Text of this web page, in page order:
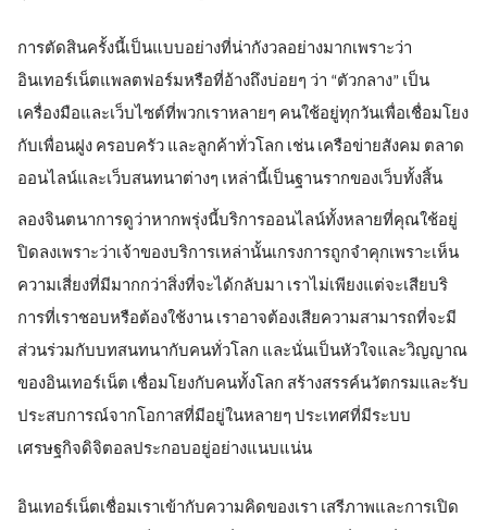
การตัดสินครั้งนี้เป็นแบบอย่างที่น่ากังวลอย่างมากเพราะว่า
อินเทอร์เน็ตแพลตฟอร์มหรือที่อ้างถึงบ่อยๆ ว่า “ตัวกลาง” เป็น
เครื่องมือและเว็บไซต์ที่พวกเราหลายๆ คนใช้อยู่ทุกวันเพื่อเชื่อมโยง
กับเพื่อนฝูง ครอบครัว และลูกค้าทั่วโลก เช่น เครือข่ายสังคม ตลาด
ออนไลน์และเว็บสนทนาต่างๆ เหล่านี้เป็นฐานรากของเว็บทั้งสิ้น
ลองจินตนาการดูว่าหากพรุ่งนี้บริการออนไลน์ทั้งหลายที่คุณใช้อยู่
ปิดลงเพราะว่าเจ้าของบริการเหล่านั้นเกรงการถูกจำคุกเพราะเห็น
ความเสี่ยงที่มีมากกว่าสิ่งที่จะได้กลับมา เราไม่เพียงแต่จะเสียบริ
การที่เราชอบหรือต้องใช้งาน เราอาจต้องเสียความสามารถที่จะมี
ส่วนร่วมกับบทสนทนากับคนทั่วโลก และนั่นเป็นหัวใจและวิญญาณ
ของอินเทอร์เน็ต เชื่อมโยงกับคนทั้งโลก สร้างสรรค์นวัตกรมและรับ
ประสบการณ์จากโอกาสที่มีอยู่ในหลายๆ ประเทศที่มีระบบ
เศรษฐกิจดิจิตอลประกอบอยู่อย่างแนบแน่น
อินเทอร์เน็ตเชื่อมเราเข้ากับความคิดของเรา เสรีภาพและการเปิด